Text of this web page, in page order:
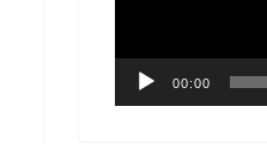
ヤ
00:00